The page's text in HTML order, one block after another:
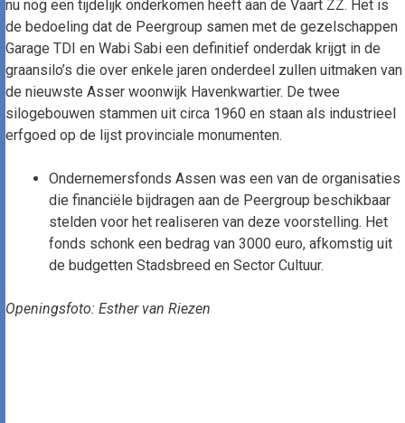
nu nog een tijdelijk onderkomen heeft aan de Vaart ZZ. Het is
de bedoeling dat de Peergroup samen met de gezelschappen
Garage TDI en Wabi Sabi een definitief onderdak krijgt in de
graansilo’s die over enkele jaren onderdeel zullen uitmaken van
de nieuwste Asser woonwijk Havenkwartier. De twee
silogebouwen stammen uit circa 1960 en staan als industrieel
erfgoed op de lijst provinciale monumenten.
Ondernemersfonds Assen was een van de organisaties
die financiële bijdragen aan de Peergroup beschikbaar
stelden voor het realiseren van deze voorstelling. Het
fonds schonk een bedrag van 3000 euro, afkomstig uit
de budgetten Stadsbreed en Sector Cultuur.
Openingsfoto: Esther van Riezen